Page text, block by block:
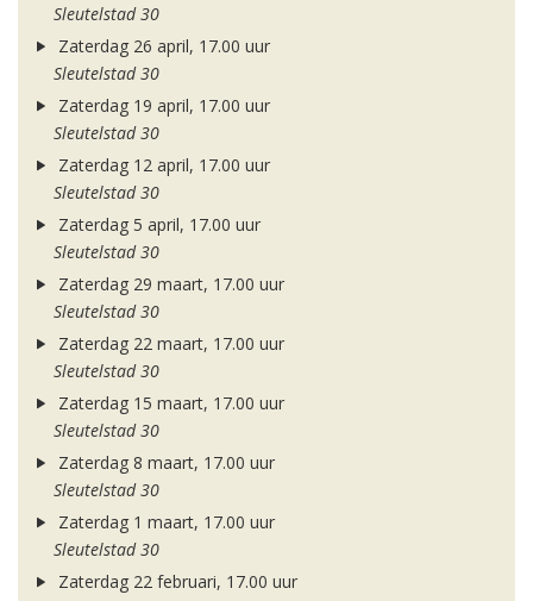
Sleutelstad 30
Zaterdag 26 april, 17.00 uur
Sleutelstad 30
Zaterdag 19 april, 17.00 uur
Sleutelstad 30
Zaterdag 12 april, 17.00 uur
Sleutelstad 30
Zaterdag 5 april, 17.00 uur
Sleutelstad 30
Zaterdag 29 maart, 17.00 uur
Sleutelstad 30
Zaterdag 22 maart, 17.00 uur
Sleutelstad 30
Zaterdag 15 maart, 17.00 uur
Sleutelstad 30
Zaterdag 8 maart, 17.00 uur
Sleutelstad 30
Zaterdag 1 maart, 17.00 uur
Sleutelstad 30
Zaterdag 22 februari, 17.00 uur